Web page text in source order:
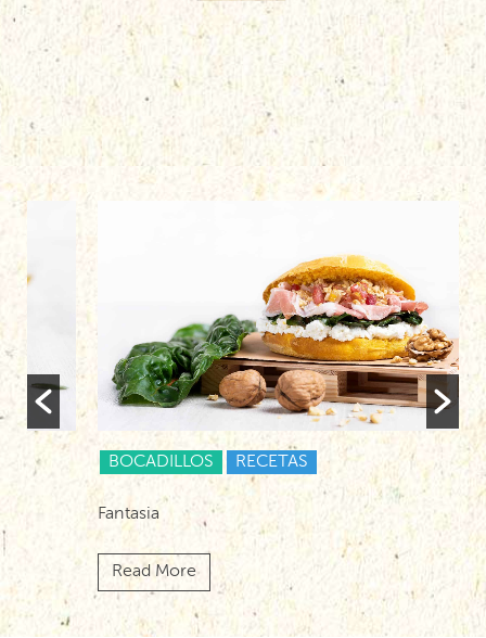
BOCADILLOS RECETAS
Fantasia
Read More